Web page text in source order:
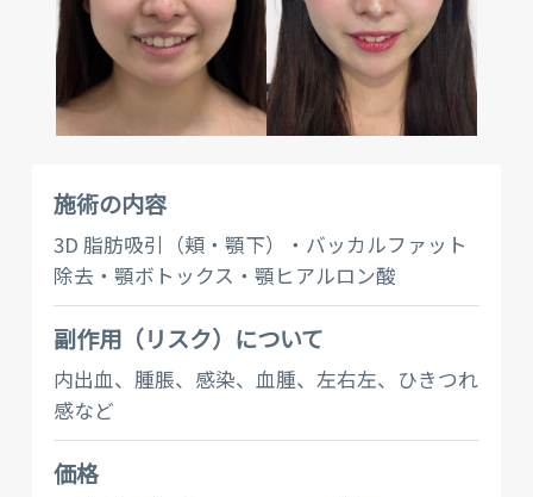
施術の内容
3D 脂肪吸引（頬・顎下）・バッカルファット
除去・顎ボトックス・顎ヒアルロン酸
副作⽤（リスク）について
内出血、腫脹、感染、血腫、左右左、ひきつれ
感など
価格